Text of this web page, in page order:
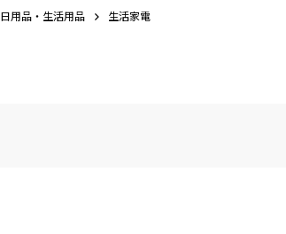
日用品・生活用品 生活家電